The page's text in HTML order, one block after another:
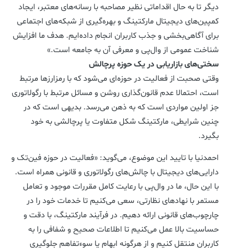
دیگر تا به حال اقداماتی نظیر مصاحبه با رسانه‌های معتبر، ایجاد
کمپین‌های دیجیتال مارکتینگ و بهره‌گیری از شبکه‌های اجتماعی
برای آگاهی‌بخشی و جذب کاربران انجام داده‌ایم. هدف ما افزایش
شناخت عمومی از وال‌پی و معرفی آن به جامعه است.»
سختی‌های بازاریابی در یک حوزه‌ پرچالش
وقتی صحبت از فعالیت در حوزه‌ای می‌شود که با رمزارزها مرتبط
است، احتمالا عدم قانون‌گذاری روشن و مسائل مرتبط با رگولاتوری
جز اولین مواردی است که به ذهن می‌رسد. بدیهی است که در
چنین شرایطی، مارکتینگ شکل متفاوت یا پرچالشی به خود
بگیرد.
احمدنیا با تایید این موضوع، می‌گوید: «فعالیت در حوزه فین‌تک و
دارایی‌های دیجیتال با چالش‌های رگولاتوری و قانونی همراه است.
با این حال، ما در وال‌پی با رعایت کامل مقررات موجود و تعامل
مستمر با نهادهای نظارتی، سعی می‌کنیم تا خدمات خود را در
چارچوب‌های قانونی ارائه دهیم. در فرآیند مارکتینگ، با دقت و
حساسیت بالا عمل می‌کنیم تا اطلاعات صحیح و شفافی را به
کاربران منتقل کنیم و از هرگونه ابهام یا سوءتفاهم جلوگیری